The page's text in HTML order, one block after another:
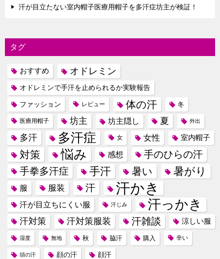
汗が目立たない室内帽子医療用帽子を多汗症坊主が検証！
タグ
おすすめ オドレミン
オドレミンで手汗を止められるか実験報告
ファッション レビュー 体の汗 冬
医療用帽子 坊主 坊主隠し 夏 外出
多汗 多汗症 女 女性 室内帽子
対策 悩み 感想
手のひらの汗
手拳多汗症
手汗 暑い 暑がり
服 服装 汗 汗かき
汗が目立ちにくい服 汗じみ 汗っかき
汗対策 汗対策服装 汗雑談 涼しい服
湿度 無地 秋 脇汗 購入 辛い
頭の汗 顔の汗 顔汗